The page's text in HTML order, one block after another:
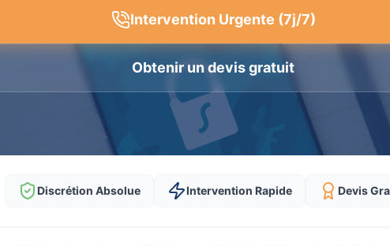
Intervention Urgente (7j/7)
Obtenir un devis gratuit
Discrétion Absolue Intervention Rapide Devis